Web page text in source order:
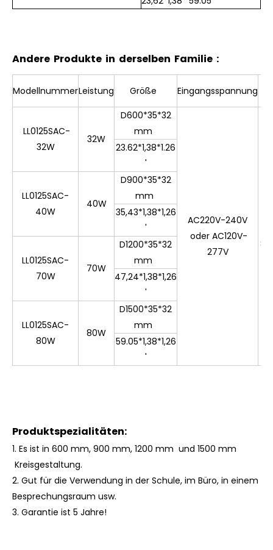
Andere Produkte in derselben Familie :
ModellnummerLeistung Größe Eingangsspannung
LL0125SAC-
32W
32W
D600*35*32
mm
AC220V-240V
oder AC120V-
277V
80
23.62*1,38*1.26
'
LL0125SAC-
40W
40W
D900*35*32
mm
35,43*1,38*1,26
'
LL0125SAC-
70W
70W
D1200*35*32
mm
47,24*1,38*1,26
'
LL0125SAC-
80W
80W
D1500*35*32
mm
59.05*1,38*1,26
'
Produktspezialitäten:
1. Es ist in 600 mm, 900 mm, 1200 mm und 1500 mm
Kreisgestaltung.
2. Gut für die Verwendung in der Schule, im Büro, in einem
Besprechungsraum usw.
3. Garantie ist 5 Jahre!